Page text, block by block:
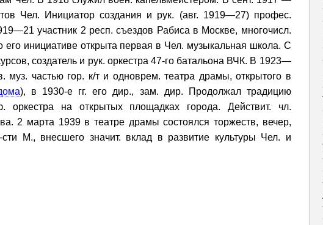
Чел. Инициатор создания и рук. (авг. 1919—27) профес.
участник 2 респ. съездов Рабиса в Москве, многочисл.
инициативе открыта первая в Чел. музыкальная школа. С
создатель и рук. оркестра 47-го батальона ВЧК. В 1923—
муз. частью гор. к/т и одноврем. театра драмы, открытого в
), в 1930-е гг. его дир., зам. дир. Продолжал традицию
оркестра на открытых площадках города. Действит. чл.
2 марта 1939 в театре драмы состоялся торжеств, вечер,
М., внесшего значит. вклад в развитие культуры Чел. и